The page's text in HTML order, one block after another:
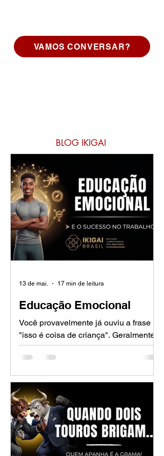
VAMOS CONVERSAR?
BLOG IKIGAI
Educação Emocional
Você provavelmente já ouviu a frase
"isso é coisa de criança". Geralmente,
ela é dita quando alguém demonstra
uma vulnerabilidade, chora em um
alegria "exagerada" no escritório. Mas,
e se eu te dissesse que o maior erro da
nossa civilização foi acreditar que a
educação emocional deveria ficar
restrita ao jardim de infância, entre
desenhos de giz de cera e músicas
13 de mai. 17 min de leitura